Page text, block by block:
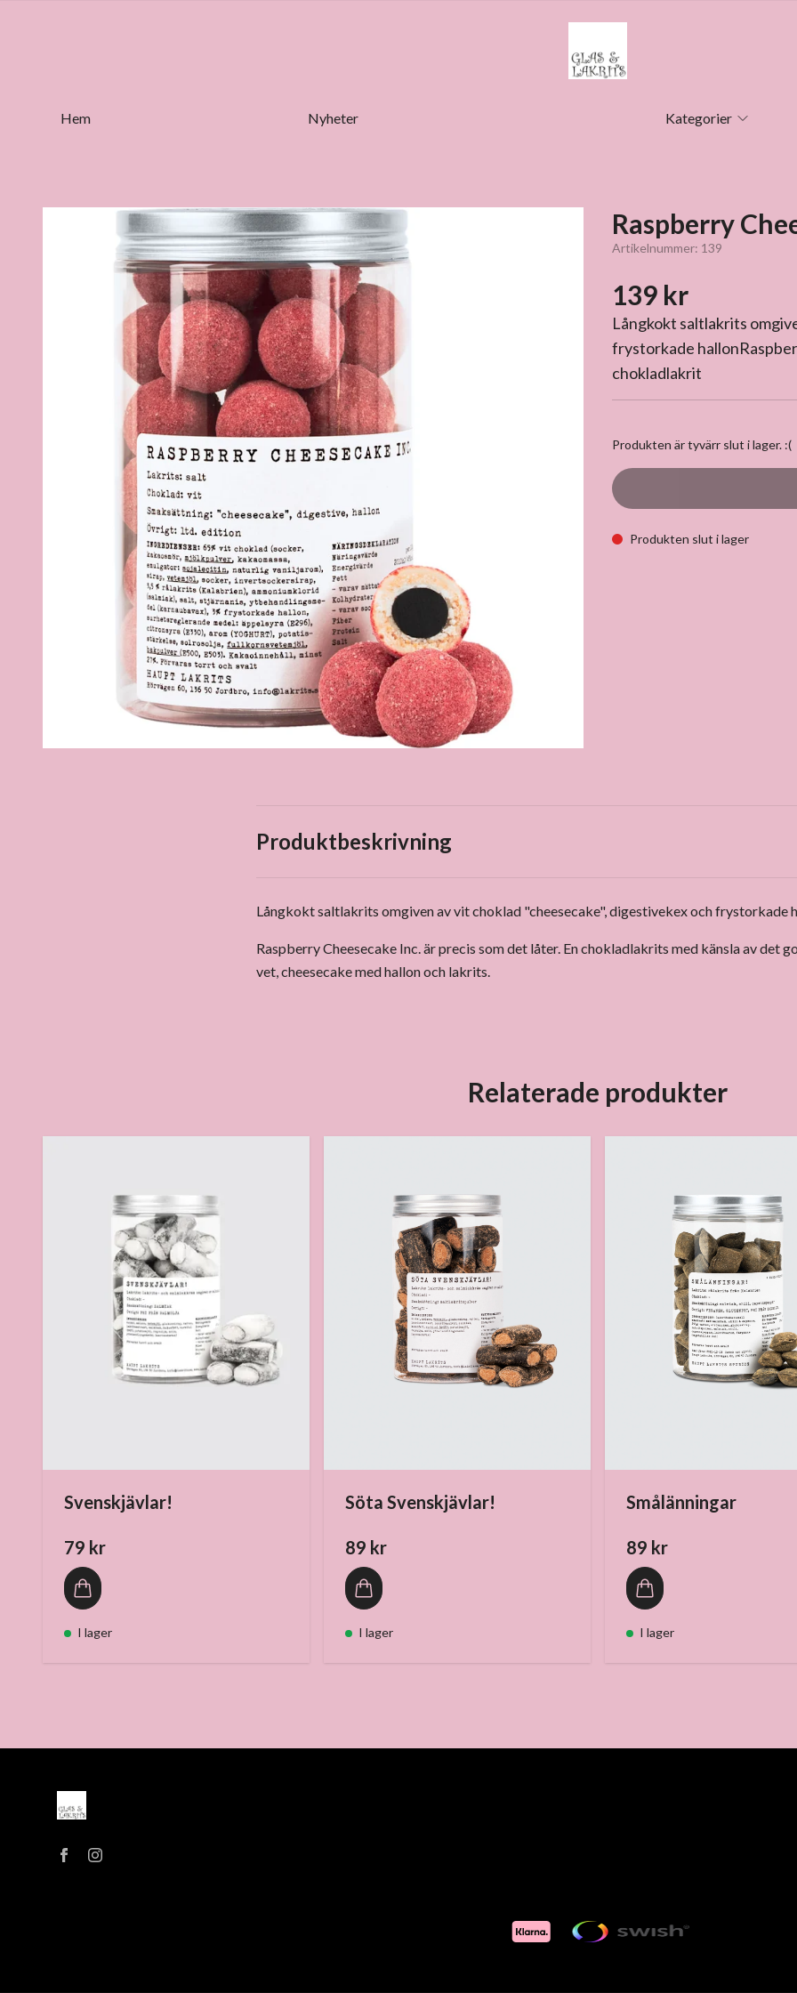
Hem Nyheter Kategorier
Raspberry
Artikelnummer: 139
139 kr
Långkokt saltlakrits
frystorkade
chokladlakrit
Produkten är tyvärr slut i lager. :(
Produkten slut i lager
Produktbeskrivning
Långkokt saltlakrits omgiven av vit choklad "cheesecake", digestivekex och frystorkade
Raspberry Cheesecake Inc. är precis som det låter. En chokladlakrits med känsla av det
vet, cheesecake med hallon och lakrits.
Relaterade produkter
Svenskjävlar!
79 kr
I lager
Söta Svenskjävlar!
89 kr
I lager
Smålänningar
89 kr
I lager